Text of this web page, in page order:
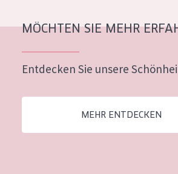
Mischhaut und fettige Haut
Reife Haut
Der Sonne ausgesetzte Haut
Jedes alter
MÖCHTEN SIE MEHR
Entdecken Sie unsere
MEHR ENTDECKEN